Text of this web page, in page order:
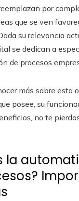
por
que se ven
su relevancia
se dedican a
de procesos
más sobre esta
posee, su
no te
la